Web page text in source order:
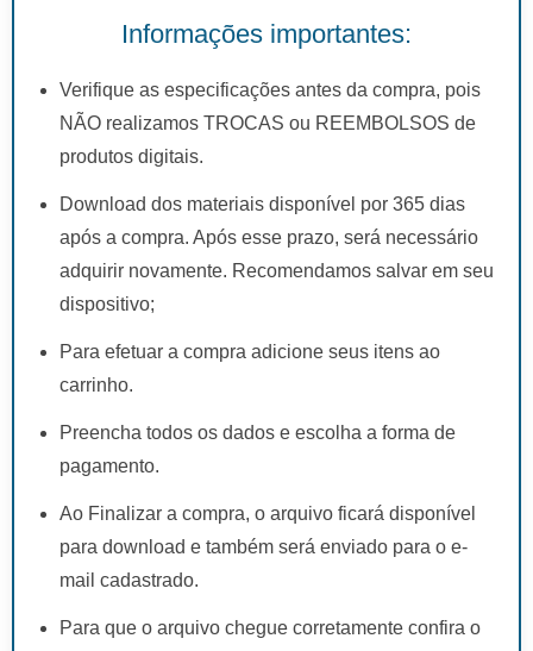
Informações importantes:
Verifique as especificações antes da compra, pois
NÃO realizamos TROCAS ou REEMBOLSOS de
produtos digitais.
Download dos materiais disponível por 365 dias
após a compra. Após esse prazo, será necessário
adquirir novamente. Recomendamos salvar em seu
dispositivo;
Para efetuar a compra adicione seus itens ao
carrinho.
Preencha todos os dados e escolha a forma de
pagamento.
Ao Finalizar a compra, o arquivo ficará disponível
para download e também será enviado para o e-
mail cadastrado.
Para que o arquivo chegue corretamente confira o